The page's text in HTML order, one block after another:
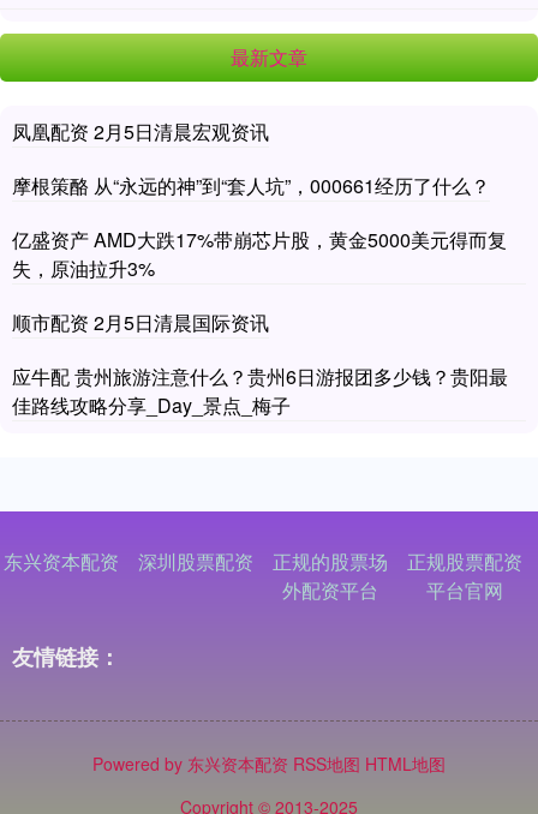
最新文章
凤凰配资 2月5日清晨宏观资讯
摩根策酪 从“永远的神”到“套人坑”，000661经历了什么？
亿盛资产 AMD大跌17%带崩芯片股，黄金5000美元得而复
失，原油拉升3%
顺市配资 2月5日清晨国际资讯
应牛配 贵州旅游注意什么？贵州6日游报团多少钱？贵阳最
佳路线攻略分享_Day_景点_梅子
东兴资本配资 深圳股票配资
正规的股票场
外配资平台
正规股票配资
平台官网
友情链接：
Powered by 东兴资本配资 RSS地图 HTML地图
Copyright © 2013-2025